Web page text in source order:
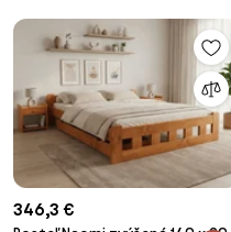
346,3 €